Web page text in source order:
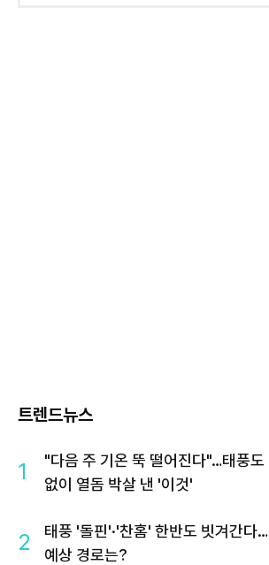
트렌드뉴스
1
"다음 주 기온 뚝 떨어진다"…태풍도
없이 열돔 박살 낸 '이것'
2
태풍 '돌핀'·'찬홈' 한반도 빗겨간다…
예상 경로는?